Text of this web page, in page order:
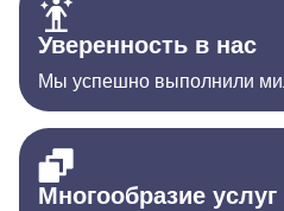
Уверенность в нас
Мы успешно выполнили
Многообразие услуг